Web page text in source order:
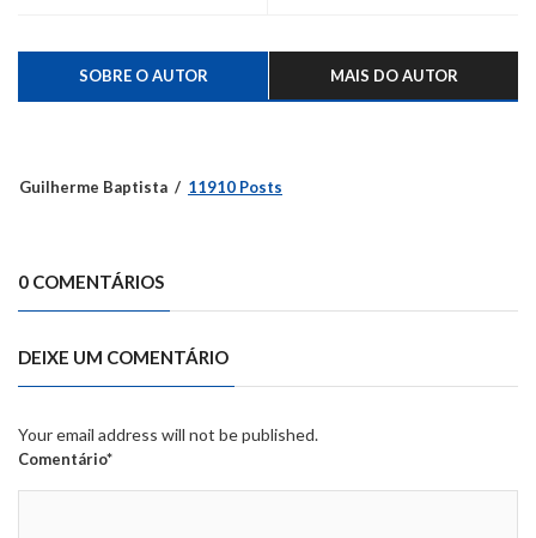
SOBRE O AUTOR MAIS DO AUTOR
Guilherme Baptista 11910 Posts
0 COMENTÁRIOS
DEIXE UM COMENTÁRIO
Your email address will not be published.
Comentário*